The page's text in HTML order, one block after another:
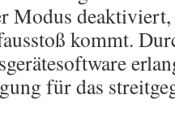
Modus deaktiviert,
kommt.
für das